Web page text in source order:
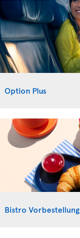
Option Plus
Bistro Vorbestellung